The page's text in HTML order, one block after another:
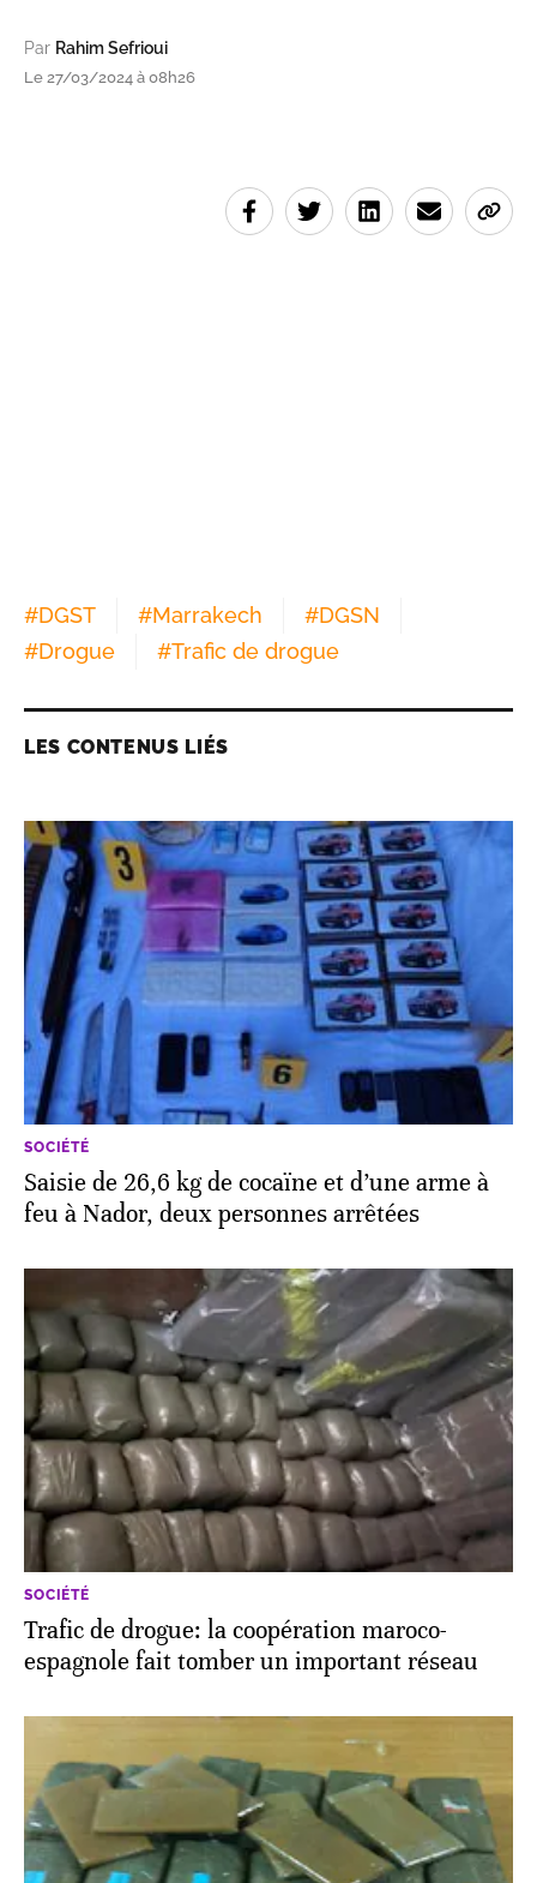
Par Rahim Sefrioui
Le 27/03/2024 à 08h26
#DGST #Marrakech #DGSN
#Drogue #Trafic de drogue
LES CONTENUS LIÉS
SOCIÉTÉ
Saisie de 26,6 kg de cocaïne et d’une arme à
feu à Nador, deux personnes arrêtées
SOCIÉTÉ
Trafic de drogue: la coopération maroco-
espagnole fait tomber un important réseau